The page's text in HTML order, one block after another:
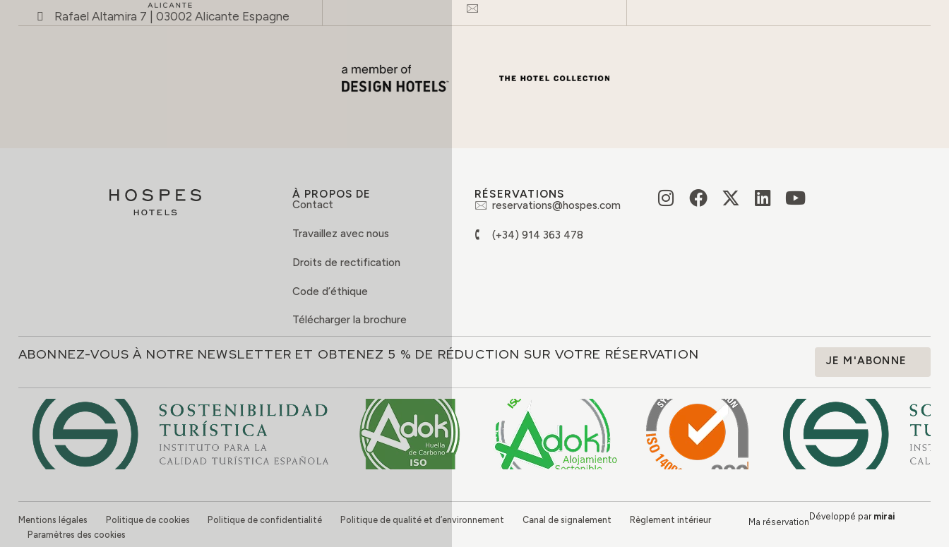
Rafael Altamira 7 | 03002 Alicante Espagne
À PROPOS DE
Contact
Travaillez avec nous
Droits de rectification
Code d’éthique
Télécharger la brochure
RÉSERVATIONS
reservations@hospes.com
(+34) 914 363 478
ABONNEZ-VOUS À NOTRE NEWSLETTER ET OBTENEZ 5 % DE RÉDUCTION SUR VOTRE RÉSERVATION JE M'ABONNE
Mentions légales Politique de cookies Politique de confidentialité Politique de qualité et d’environnement Canal de signalement
Règlement intérieur
Paramètres des cookies
Ma réservation
Développé par mirai